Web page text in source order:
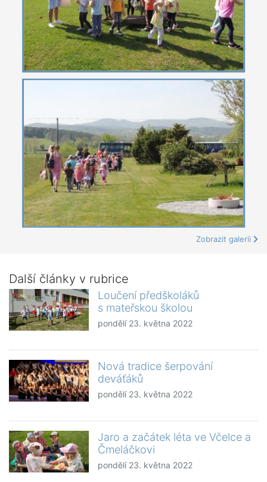
Zobrazit galerii
Další články v rubrice
Loučení předškoláků
s mateřskou školou
pondělí 23. května 2022
Nová tradice šerpování
deváťáků
pondělí 23. května 2022
Jaro a začátek léta ve Včelce a
Čmeláčkovi
pondělí 23. května 2022